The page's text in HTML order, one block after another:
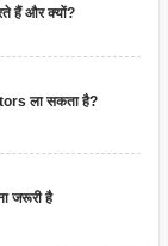
हैं और क्यों?
ला सकता है?
जरूरी है